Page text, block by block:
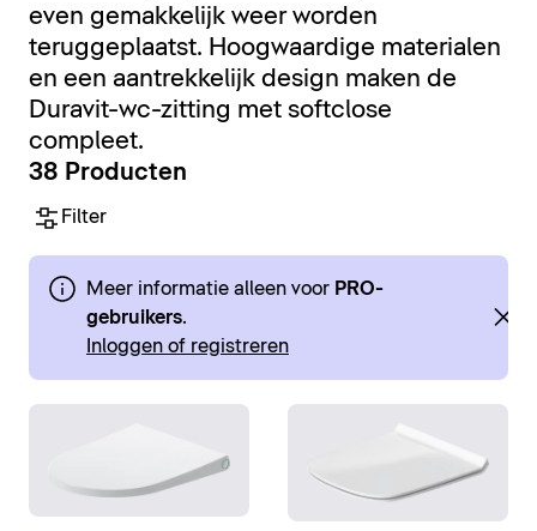
even gemakkelijk weer worden
teruggeplaatst. Hoogwaardige materialen
en een aantrekkelijk design maken de
Duravit-wc-zitting met softclose
compleet.
38 Producten
Filter
Meer informatie alleen voor PRO-
gebruikers.
Inloggen of registreren